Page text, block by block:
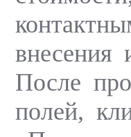
внесения
После
полей,